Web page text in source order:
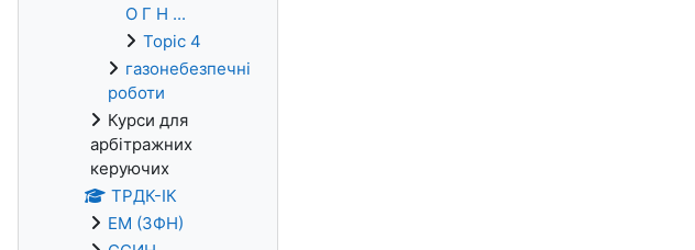
О Г Н ...
Topic 4
газонебезпечні
роботи
Курси для
арбітражних
керуючих
ТРДК-ІК
ЕМ (ЗФН)